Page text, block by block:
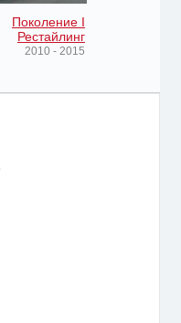
Поколение I
Рестайлинг
2010 - 2015